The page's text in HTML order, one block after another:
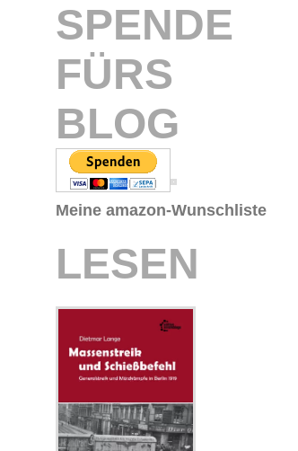
SPENDE
FÜRS
BLOG
Meine amazon-Wunschliste
LESEN